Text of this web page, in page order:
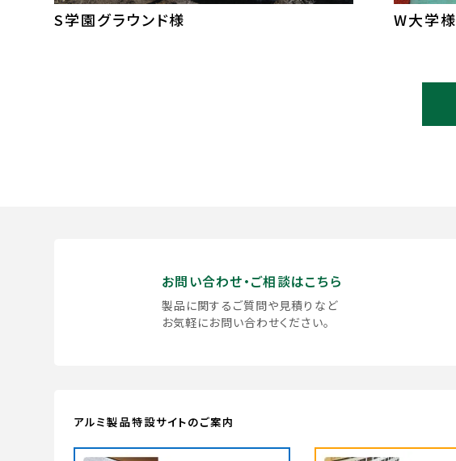
S学園グラウンド様 W大学様
お問い合わせ・ご相談はこちら
製品に関するご質問や見積りなど
お気軽にお問い合わせください。
アルミ製品特設サイトのご案内